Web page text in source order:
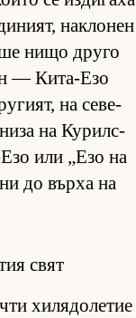
нак­ло­нен
нищо друго
— Ки­та-Езо
на се­ве­
на Ку­рил­с­
или „Езо на
до върха на
свят
хи­ля­до­ле­тие